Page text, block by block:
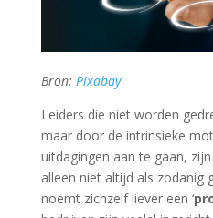
Bron: Pixabay
Leiders die niet worden
maar door de intrinsieke
uitdagingen aan te gaan,
alleen niet altijd als zodanig
noemt zichzelf liever een ‘